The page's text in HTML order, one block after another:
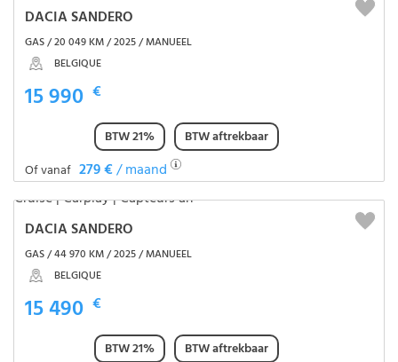
DACIA SANDERO
GAS / 20 049 KM / 2025 / MANUEEL
BELGIQUE
15 990 €
BTW 21%
BTW aftrekbaar
Of vanaf 279 €/ maand
DACIA SANDERO
GAS / 44 970 KM / 2025 / MANUEEL
BELGIQUE
15 490 €
BTW 21%
BTW aftrekbaar